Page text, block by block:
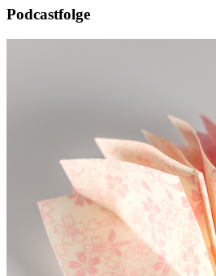
Podcastfolge